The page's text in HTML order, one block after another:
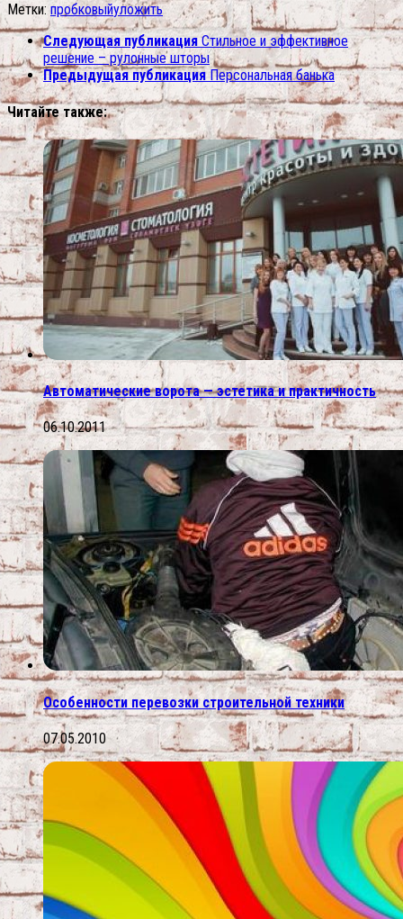
Метки: пробковыйуложить
Следующая публикация Стильное и эффективное
решение – рулонные шторы
Предыдущая публикация Персональная банька
Читайте также:
Автоматические ворота — эстетика и практичность
06.10.2011
Особенности перевозки строительной техники
07.05.2010